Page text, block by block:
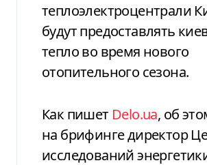
теплоэлектроцентрали
будут предоставлять
тепло во время нового
отопительного сезона.
Как пишет Delo.ua, об
на брифинге директор
исследований